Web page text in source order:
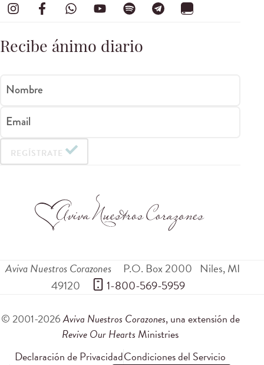
Recibe ánimo diario
Nombre
Email
REGÍSTRATE
Aviva Nuestros Corazones P.O. Box 2000 Niles,MI
49120
1-800-569-5959
© 2001-2026Aviva Nuestros Corazones, una extensión de
Revive Our Hearts Ministries
Declaración de PrivacidadCondiciones del Servicio